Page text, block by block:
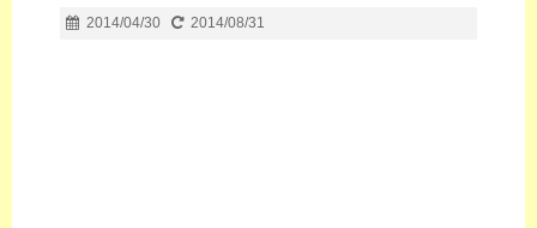
2014/04/30 2014/08/31